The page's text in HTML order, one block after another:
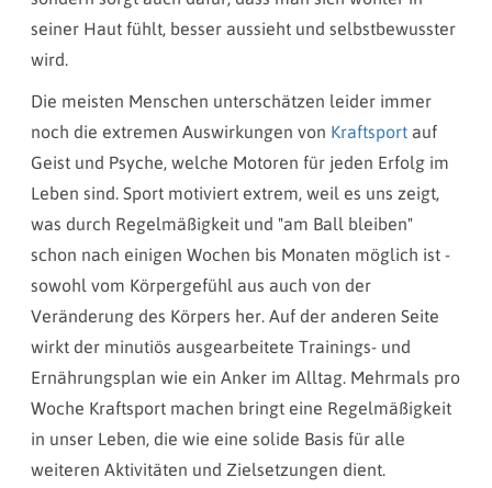
seiner Haut fühlt, besser aussieht und selbstbewusster
wird.
Die meisten Menschen unterschätzen leider immer
noch die extremen Auswirkungen von Kraftsport auf
Geist und Psyche, welche Motoren für jeden Erfolg im
Leben sind. Sport motiviert extrem, weil es uns zeigt,
was durch Regelmäßigkeit und "am Ball bleiben"
schon nach einigen Wochen bis Monaten möglich ist -
sowohl vom Körpergefühl aus auch von der
Veränderung des Körpers her. Auf der anderen Seite
wirkt der minutiös ausgearbeitete Trainings- und
Ernährungsplan wie ein Anker im Alltag. Mehrmals pro
Woche Kraftsport machen bringt eine Regelmäßigkeit
in unser Leben, die wie eine solide Basis für alle
weiteren Aktivitäten und Zielsetzungen dient.